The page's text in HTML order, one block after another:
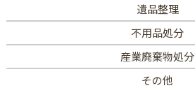
遺品整理
不用品処分
産業廃棄物処分
その他